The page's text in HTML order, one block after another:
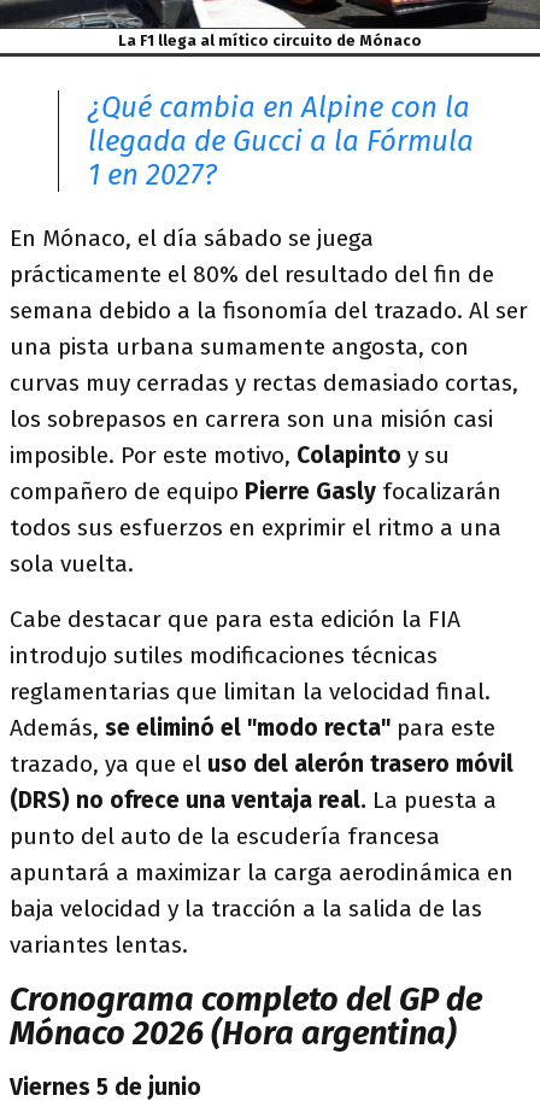
La F1 llega al mítico circuito de Mónaco
¿Qué cambia en Alpine con la
llegada de Gucci a la Fórmula
1 en 2027?
En Mónaco, el día sábado se juega
prácticamente el 80% del resultado del fin de
semana debido a la fisonomía del trazado. Al ser
una pista urbana sumamente angosta, con
curvas muy cerradas y rectas demasiado cortas,
los sobrepasos en carrera son una misión casi
imposible. Por este motivo, Colapinto y su
compañero de equipo Pierre Gasly focalizarán
todos sus esfuerzos en exprimir el ritmo a una
sola vuelta.
Cabe destacar que para esta edición la FIA
introdujo sutiles modificaciones técnicas
reglamentarias que limitan la velocidad final.
Además, se eliminó el "modo recta" para este
trazado, ya que el uso del alerón trasero móvil
(DRS) no ofrece una ventaja real. La puesta a
punto del auto de la escudería francesa
apuntará a maximizar la carga aerodinámica en
baja velocidad y la tracción a la salida de las
variantes lentas.
Cronograma completo del GP de
Mónaco 2026 (Hora argentina)
Viernes 5 de junio